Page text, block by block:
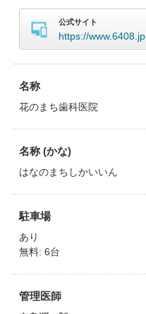
公式サイト
https://www.6408.jp
名称
花のまち歯科医院
名称 (かな)
はなのまちしかいいん
駐車場
あり
無料: 6台
管理医師